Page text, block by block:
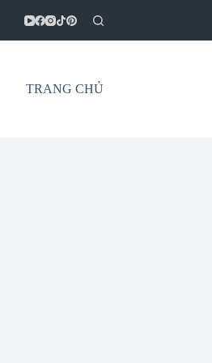
TRANG CHỦ